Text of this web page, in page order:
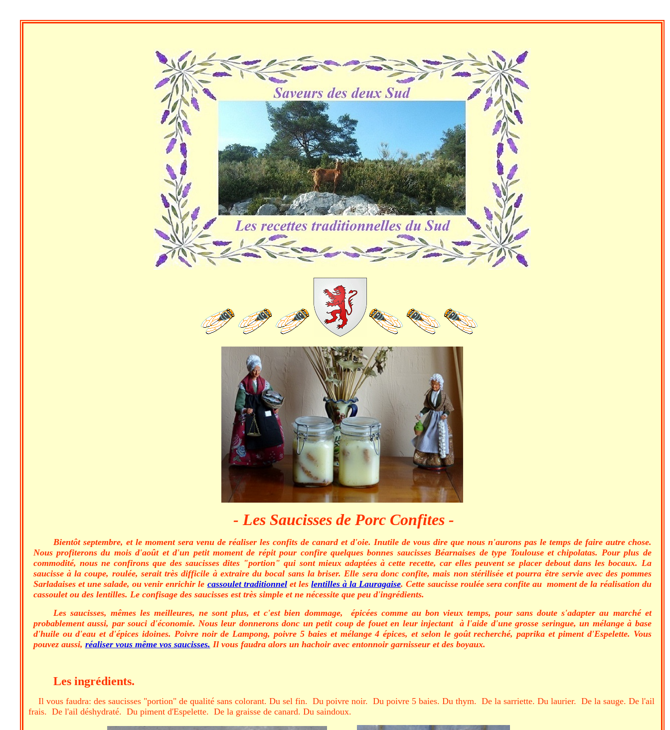
- Les Saucisses de Porc Confites -
Bientôt septembre, et le moment sera venu de réaliser les confits de canard et d'oie. Inutile de vous dire que nous n'aurons pas le temps de faire autre chose.
Nous profiterons du mois d'août et d'un petit moment de répit pour confire quelques bonnes saucisses Béarnaises de type Toulouse et chipolatas. Pour plus de
commodité, nous ne confirons que des saucisses dites "portion" qui sont mieux adaptées à cette recette, car elles peuvent se placer debout dans les bocaux. La
saucisse à la coupe, roulée, serait très difficile à extraire du bocal sans la briser. Elle sera donc confite, mais non stérilisée et pourra être servie avec des pommes
Sarladaises et une salade, ou venir enrichir le cassoulet traditionnelet leslentilles à la Lauragaise. Cette saucisse roulée sera confite au moment de la réalisation du
cassoulet ou des lentilles. Le confisage des saucisses est très simple et ne nécessite que peu d'ingrédients.
Les saucisses, mêmes les meilleures, ne sont plus, et c'est bien dommage, épicées comme au bon vieux temps, pour sans doute s'adapter au marché et
probablement aussi, par souci d'économie. Nous leur donnerons donc un petit coup de fouet en leur injectant à l'aide d'une grosse seringue, un mélange à base
d'huile ou d'eau et d'épices idoines. Poivre noir de Lampong, poivre 5 baies et mélange 4 épices, et selon le goût recherché, paprika et piment d'Espelette. Vous
pouvez aussi, réaliser vous même vos saucisses. Il vous faudra alors un hachoir avec entonnoir garnisseur et des boyaux.
Les ingrédients.
Il vous faudra: des saucisses "portion" de qualité sans colorant. Du sel fin. Du poivre noir. Du poivre 5 baies. Du thym. De la sarriette. Du laurier. De la sauge. De l'ail
frais. De l'ail déshydraté. Du piment d'Espelette. De la graisse de canard. Du saindoux.